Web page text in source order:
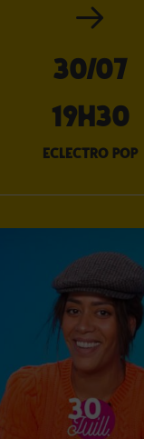
30/07
19H30
eclectro pop